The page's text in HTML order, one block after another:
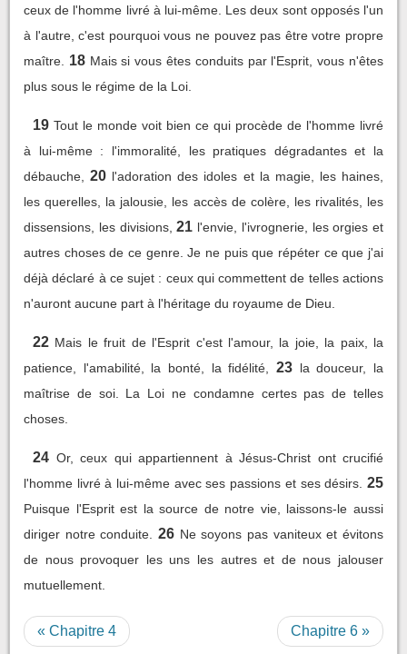
ceux de l'homme livré à lui-même. Les deux sont opposés l'un
à l'autre, c'est pourquoi vous ne pouvez pas être votre propre
maître.
18 Mais si vous êtes conduits par l'Esprit, vous n'êtes
plus sous le régime de la Loi.
19 Tout le monde voit bien ce qui procède de l'homme livré
à lui-même : l'immoralité, les pratiques dégradantes et la
débauche,
20 l'adoration des idoles et la magie, les haines,
les querelles, la jalousie, les accès de colère, les rivalités, les
dissensions, les divisions, 21 l'envie, l'ivrognerie, les orgies et
autres choses de ce genre. Je ne puis que répéter ce que j'ai
déjà déclaré à ce sujet : ceux qui commettent de telles actions
n'auront aucune part à l'héritage du royaume de Dieu.
22 Mais le fruit de l'Esprit c'est l'amour, la joie, la paix, la
patience, l'amabilité, la bonté, la fidélité,
23 la douceur, la
maîtrise de soi. La Loi ne condamne certes pas de telles
choses.
24 Or, ceux qui appartiennent à Jésus-Christ ont crucifié
l'homme livré à lui-même avec ses passions et ses désirs. 25
Puisque l'Esprit est la source de notre vie, laissons-le aussi
diriger notre conduite.
26 Ne soyons pas vaniteux et évitons
de nous provoquer les uns les autres et de nous jalouser
mutuellement.
« Chapitre 4 Chapitre 6 »